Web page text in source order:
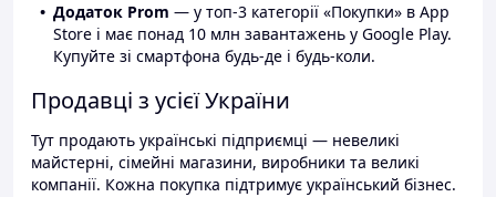
Додаток Prom — у топ-3 категорії «Покупки» в App
Store і має понад 10 млн завантажень у Google Play.
Купуйте зі смартфона будь-де і будь-коли.
Продавці з усієї України
Тут продають українські підприємці — невеликі
майстерні, сімейні магазини, виробники та великі
компанії. Кожна покупка підтримує український бізнес.